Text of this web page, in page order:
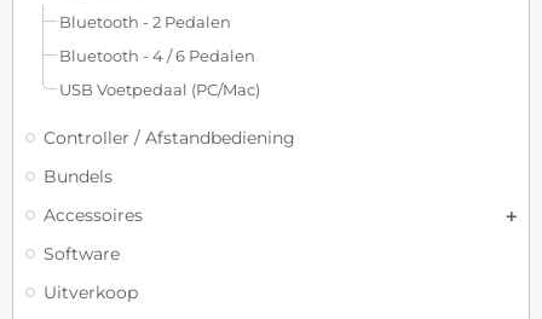
Bluetooth - 2 Pedalen
Bluetooth - 4 / 6 Pedalen
USB Voetpedaal (PC/Mac)
Controller / Afstandbediening
Bundels
Accessoires
Software
Uitverkoop